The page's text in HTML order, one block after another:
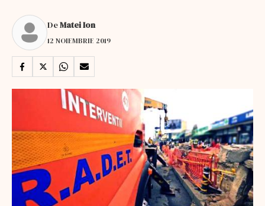
DeMatei Ion
12 NOIEMBRIE 2019